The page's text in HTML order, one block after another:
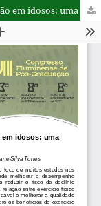
Benefícios do exercício físico para a cognição em idosos: uma revisão narrativa